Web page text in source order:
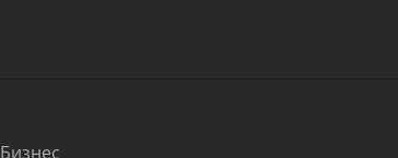
Бизнес